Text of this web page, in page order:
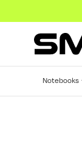
Notebooks